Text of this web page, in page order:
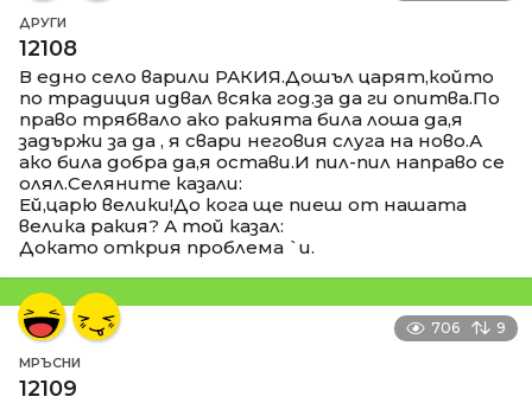
ДРУГИ
12108
В едно село варили РАКИЯ.Дошъл царят,който
по традиция идвал всяка год.за да ги опитва.По
право трябвало ако ракията била лоша да,я
задържи за да , я свари неговия слуга на ново.А
ако била добра да,я остави.И пил-пил направо се
олял.Селяните казали:
Ей,царю велики!До кога ще пиеш от нашата
велика ракия? А той казал:
Докато открия проблема `и.
706 9
МРЪСНИ
12109